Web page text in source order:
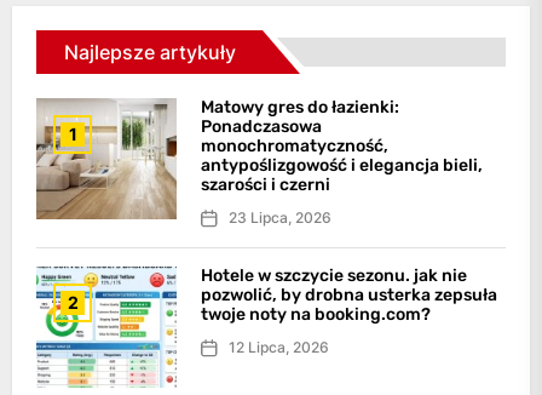
Najlepsze artykuły
1
Matowy gres do łazienki:
Ponadczasowa
monochromatyczność,
antypoślizgowość i elegancja bieli,
szarości i czerni
23 Lipca, 2026
2
Hotele w szczycie sezonu. jak nie
pozwolić, by drobna usterka zepsuła
twoje noty na booking.com?
12 Lipca, 2026